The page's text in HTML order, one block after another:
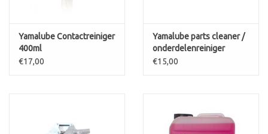
Yamalube Contactreiniger
400ml
€17,00
Yamalube parts cleaner /
onderdelenreiniger
400ml
€15,00